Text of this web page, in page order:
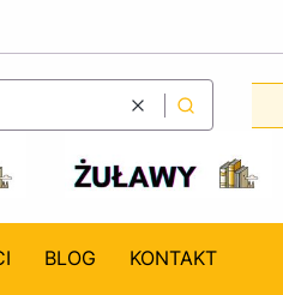
WyczyśćSzukaj
BLOG KONTAKT